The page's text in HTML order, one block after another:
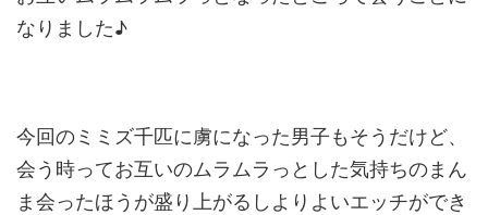
なりました♪
今回のミミズ千匹に虜になった男子もそうだけど、
会う時ってお互いのムラムラっとした気持ちのまん
ま会ったほうが盛り上がるしよりよいエッチができ